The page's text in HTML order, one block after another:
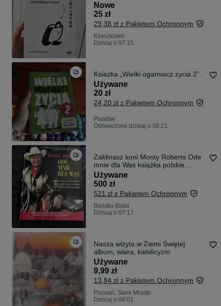
Nowe
25 zł
29,38 zł z Pakietem Ochronnym
Kijaszkowo
Dzisiaj o 07:15
Ksiazka „Wielki ogarniacz zycia 2”.
Używane
20 zł
24,20 zł z Pakietem Ochronnym
Piastów
Odświeżono dzisiaj o 08:21
Zaklinasz koni Monty Roberts Ode
mnie dla Was książka polskie
wydanie
Używane
500 zł
521 zł z Pakietem Ochronnym
Bielsko-Biała
Dzisiaj o 07:17
Nasza wizyta w Ziemi Świętej
album, wiara, katolicyzm
Używane
9,99 zł
13,84 zł z Pakietem Ochronnym
Poznań, Stare Miasto
Dzisiaj o 08:01